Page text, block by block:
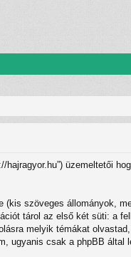
hajragyor.hu”) üzemeltetői
szöveges állományok,
tárol az első két süti: a
melyik témákat
ugyanis csak a phpBB által